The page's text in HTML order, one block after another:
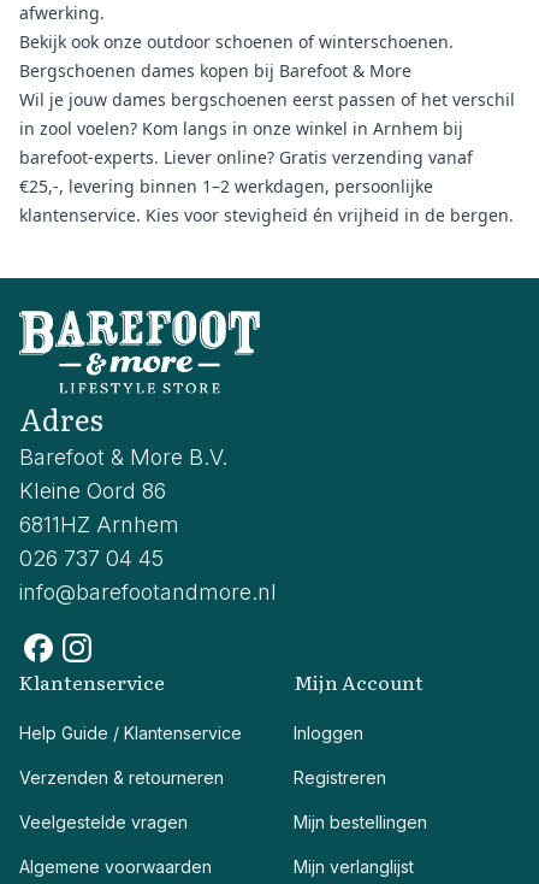
afwerking.
Bekijk ook onze outdoor schoenen ofwinterschoenen.
Bergschoenen dames kopen bij Barefoot & More
Wil je jouw dames bergschoenen eerst passen of het verschil
in zool voelen? Kom langs in onze winkel in Arnhem bij
barefoot-experts. Liever online? Gratis verzending vanaf
€25,-, levering binnen 1–2 werkdagen, persoonlijke
klantenservice. Kies voor stevigheid én vrijheid in de bergen.
Adres
Barefoot & More B.V.
Kleine Oord 86
6811HZ Arnhem
026 737 04 45
info@barefootandmore.nl
Klantenservice
Help Guide / Klantenservice
Verzenden & retourneren
Veelgestelde vragen
Algemene voorwaarden
Mijn Account
Inloggen
Registreren
Mijn bestellingen
Mijn verlanglijst